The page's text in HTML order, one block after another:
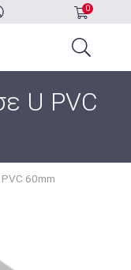
0
U PVC
60mm